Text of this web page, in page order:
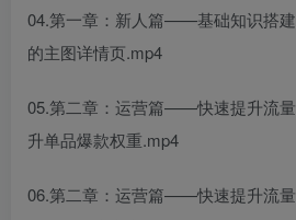
04.第一章：新人篇——基础知识搭
的主图详情页.mp4
05.第二章：运营篇——快速提升流
升单品爆款权重.mp4
06.第二章：运营篇——快速提升流